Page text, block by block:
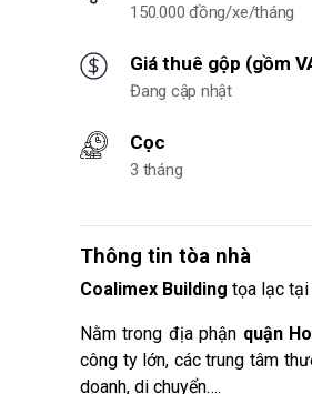
150.000 đồng/xe/tháng
Giá thuê gộp (gồm
Đang cập nhật
Cọc
3 tháng
Thông tin tòa nhà
Coalimex Building tọa lạc
Nằm trong địa phận quận
công ty lớn, các trung tâm
doanh, di chuyển….